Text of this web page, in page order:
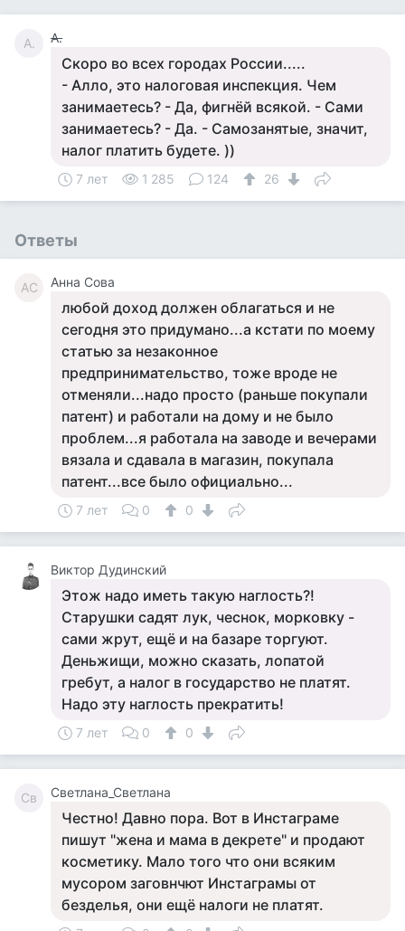
А. А.
Скоро во всех городах России.....
- Алло, это налоговая инспекция. Чем
занимаетесь? - Да, фигнёй всякой. - Сами
занимаетесь? - Да. - Самозанятые, значит,
налог платить будете. ))
7 лет 1 285 124 26
Ответы
АС Анна Сова
любой доход должен облагаться и не
сегодня это придумано...а кстати по моему
статью за незаконное
предпринимательство, тоже вроде не
отменяли...надо просто (раньше покупали
патент) и работали на дому и не было
проблем...я работала на заводе и вечерами
вязала и сдавала в магазин, покупала
патент...все было официально...
7 лет 0 0
Виктор Дудинский
Этож надо иметь такую наглость?!
Старушки садят лук, чеснок, морковку -
сами жрут, ещё и на базаре торгуют.
Деньжищи, можно сказать, лопатой
гребут, а налог в государство не платят.
Надо эту наглость прекратить!
7 лет 0 0
Св Светлана_Светлана
Честно! Давно пора. Вот в Инстаграме
пишут "жена и мама в декрете" и продают
косметику. Мало того что они всяким
мусором заговнчют Инстаграмы от
безделья, они ещё налоги не платят.